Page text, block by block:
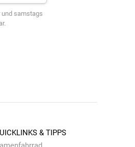
und samstags
& TIPPS